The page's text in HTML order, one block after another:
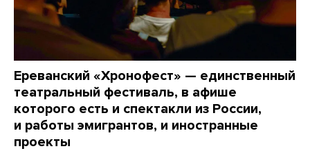
Ереванский «Хронофест» — единственный
театральный фестиваль, в афише
которого есть и спектакли из России,
и работы эмигрантов, и иностранные
проекты